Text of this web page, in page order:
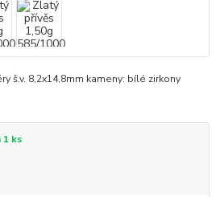
š.v. 8,2x14,8mm kameny: bílé zirkony
1 ks